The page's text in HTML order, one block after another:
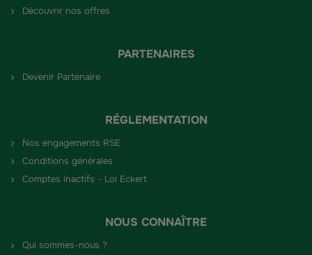
Découvrir nos offres
PARTENAIRES
Devenir Partenaire
RÉGLEMENTATION
Nos engagements RSE
Conditions générales
Comptes inactifs - Loi Eckert
NOUS CONNAÎTRE
Qui sommes-nous ?